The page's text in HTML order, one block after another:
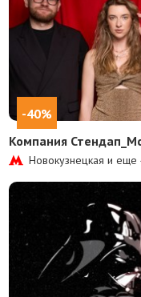
-40%
Компания
Новокузнецкая и еще